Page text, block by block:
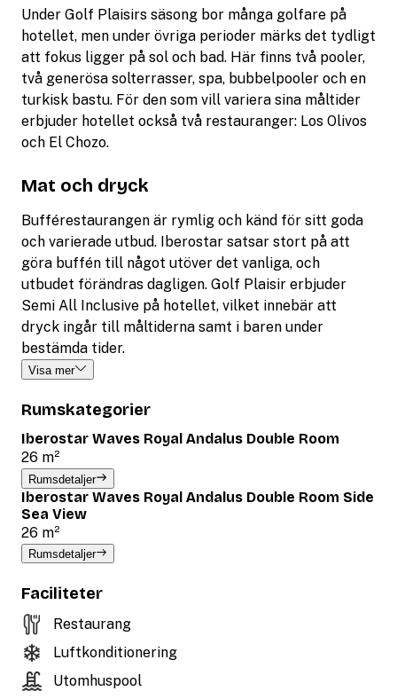
Under Golf Plaisirs säsong bor många golfare på
hotellet, men under övriga perioder märks det tydligt
att fokus ligger på sol och bad. Här finns två pooler,
två generösa solterrasser, spa, bubbelpooler och en
turkisk bastu. För den som vill variera sina måltider
erbjuder hotellet också två restauranger: Los Olivos
och El Chozo.
Mat och dryck
Bufférestaurangen är rymlig och känd för sitt goda
och varierade utbud. Iberostar satsar stort på att
göra buffén till något utöver det vanliga, och
utbudet förändras dagligen. Golf Plaisir erbjuder
Semi All Inclusive på hotellet, vilket innebär att
dryck ingår till måltiderna samt i baren under
bestämda tider.
Visa mer
Rumskategorier
Iberostar Waves Royal Andalus Double Room
26 m²
Rumsdetaljer
Iberostar Waves Royal Andalus Double Room Side
Sea View
26 m²
Rumsdetaljer
Faciliteter
Restaurang
Luftkonditionering
Utomhuspool